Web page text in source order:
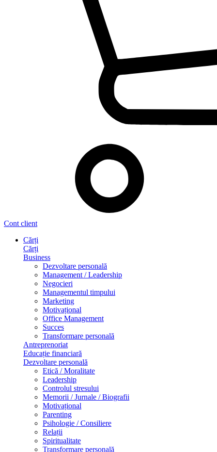
Cont client
Cărți
Cărți
Business
Dezvoltare personală
Management / Leadership
Negocieri
Managementul timpului
Marketing
Motivațional
Office Management
Succes
Transformare personală
Antreprenoriat
Educație financiară
Dezvoltare personală
Etică / Moralitate
Leadership
Controlul stresului
Memorii / Jurnale / Biografii
Motivațional
Parenting
Psihologie / Consiliere
Relații
Spiritualitate
Transformare personală